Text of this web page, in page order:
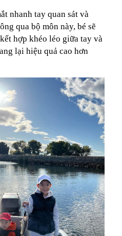
nhanh tay quan sát và
qua bộ môn này, bé sẽ
hợp khéo léo giữa tay và
lại hiệu quả cao hơn